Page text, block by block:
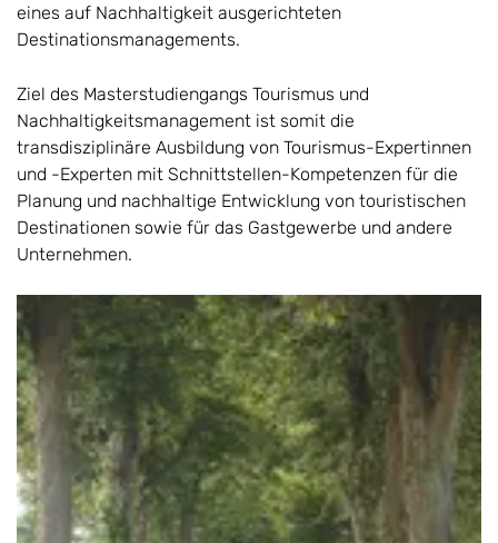
eines auf Nachhaltigkeit ausgerichteten
Destinationsmanagements.
Ziel des Masterstudiengangs Tourismus und
Nachhaltigkeitsmanagement ist somit die
transdisziplinäre Ausbildung von Tourismus-Expertinnen
und -Experten mit Schnittstellen-Kompetenzen für die
Planung und nachhaltige Entwicklung von touristischen
Destinationen sowie für das Gastgewerbe und andere
Unternehmen.